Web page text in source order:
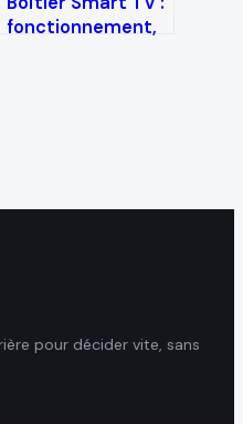
fonctionnement,
pour décider vite, sans